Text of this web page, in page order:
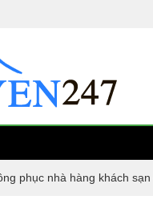
phục nhà hàng khách